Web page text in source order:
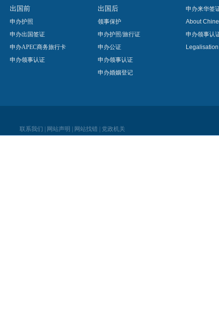
出国前
申办护照
申办出国签证
申办APEC商务旅行卡
申办领事认证
出国后
领事保护
申办护照/旅行证
申办公证
申办领事认证
申办婚姻登记
申办来华签
About
申办领事认
联系我们 网站声明 网站找错 党政机关